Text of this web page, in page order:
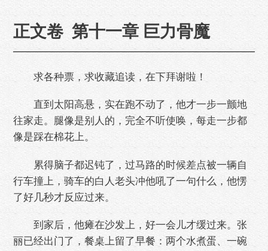
正文卷 第十一章 巨力骨魔
求各种票，求收藏追读，在下拜谢啦！
直到太阳高悬，实在跑不动了，他才一步一颤地
往家走。腿像是别人的，完全不听使唤，每走一步都
像是踩在棉花上。
累得脑子都迟钝了，过马路的时候差点被一辆自
行车撞上，骑车的白人老头冲他吼了一句什么，他愣
了好几秒才反应过来。
到家后，他瘫在沙发上，好一会儿才缓过来。张
丽已经出门了，餐桌上留了早餐：两个水煮蛋、一碗